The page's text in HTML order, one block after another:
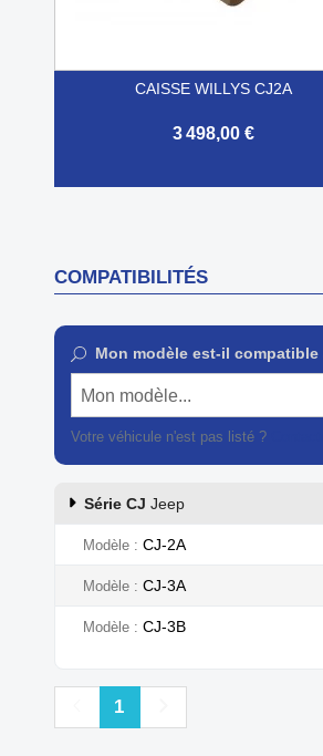
CAISSE WILLYS CJ2A
3 498,00 €
COMPATIBILITÉS
Mon modèle est-il
Mon modèle...
Votre véhicule n'est pas listé ?
Série CJ Jeep
Modèle CJ-2A
Modèle CJ-3A
Modèle CJ-3B
Précédent
1